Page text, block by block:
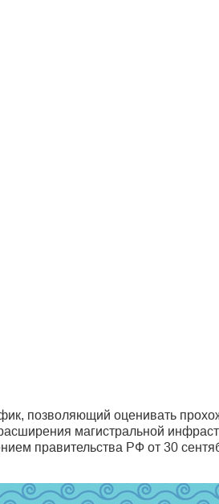
позволяющий оценивать
магистральной
правительства РФ от 30